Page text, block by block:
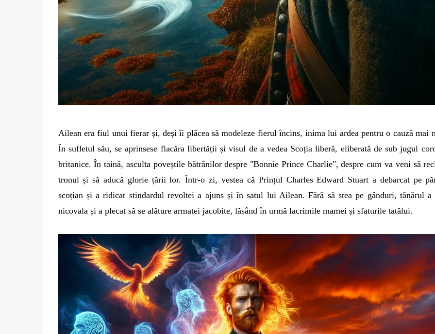
Ailean era fiul unui fierar și, deși îi plăcea să modeleze fierul încins, inima lui ardea pentru o cauză mai
În sufletul său, se aprinsese flacăra libertății și visul de a vedea Scoția liberă, eliberată de sub jugul
britanice. În taină, asculta poveștile bătrânilor despre "Bonnie Prince Charlie", despre cum va veni să
tronul și să aducă glorie țării lor. Într-o zi, vestea că Prințul Charles Edward Stuart a debarcat pe
scoțian și a ridicat stindardul revoltei a ajuns și în satul lui Ailean. Fără să stea pe gânduri, tânărul a
nicovala și a plecat să se alăture armatei jacobite, lăsând în urmă lacrimile mamei și sfaturile tatălui.